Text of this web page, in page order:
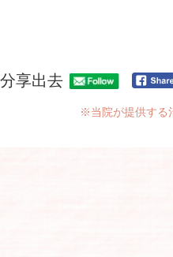
分享出去
※当院が提供する